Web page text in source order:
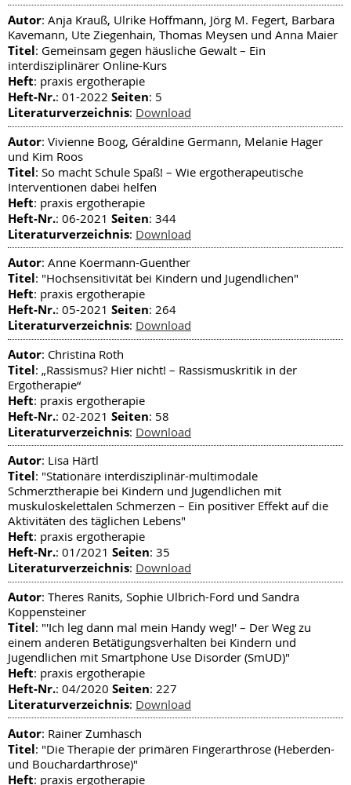
Autor: Anja Krauß, Ulrike Hoffmann, Jörg M. Fegert, Barbara
Kavemann, Ute Ziegenhain, Thomas Meysen und Anna Maier
Titel: Gemeinsam gegen häusliche Gewalt – Ein
interdisziplinärer Online-Kurs
Heft: praxis ergotherapie
Heft-Nr.: 01-2022 Seiten: 5
Literaturverzeichnis: Download
Autor: Vivienne Boog, Géraldine Germann, Melanie Hager
und Kim Roos
Titel: So macht Schule Spaß! – Wie ergotherapeutische
Interventionen dabei helfen
Heft: praxis ergotherapie
Heft-Nr.: 06-2021 Seiten: 344
Literaturverzeichnis: Download
Autor: Anne Koermann-Guenther
Titel: "Hochsensitivität bei Kindern und Jugendlichen"
Heft: praxis ergotherapie
Heft-Nr.: 05-2021 Seiten: 264
Literaturverzeichnis: Download
Autor: Christina Roth
Titel: „Rassismus? Hier nicht! – Rassismuskritik in der
Ergotherapie“
Heft: praxis ergotherapie
Heft-Nr.: 02-2021 Seiten: 58
Literaturverzeichnis: Download
Autor: Lisa Härtl
Titel: "Stationäre interdisziplinär-multimodale
Schmerztherapie bei Kindern und Jugendlichen mit
muskuloskelettalen Schmerzen – Ein positiver Effekt auf die
Aktivitäten des täglichen Lebens"
Heft: praxis ergotherapie
Heft-Nr.: 01/2021 Seiten: 35
Literaturverzeichnis: Download
Autor: Theres Ranits, Sophie Ulbrich-Ford und Sandra
Koppensteiner
Titel: "'Ich leg dann mal mein Handy weg!' – Der Weg zu
einem anderen Betätigungsverhalten bei Kindern und
Jugendlichen mit Smartphone Use Disorder (SmUD)"
Heft: praxis ergotherapie
Heft-Nr.: 04/2020 Seiten: 227
Literaturverzeichnis: Download
Autor: Rainer Zumhasch
Titel: "Die Therapie der primären Fingerarthrose (Heberden-
und Bouchardarthrose)"
Heft: praxis ergotherapie